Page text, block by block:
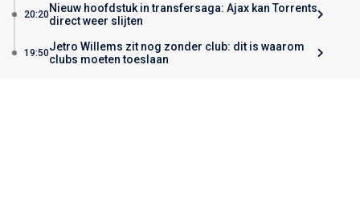
20:20Nieuw hoofdstuk in transfersaga: Ajax kan Torrents
direct weer slijten
19:50Jetro Willems zit nog zonder club: dit is waarom
clubs moeten toeslaan